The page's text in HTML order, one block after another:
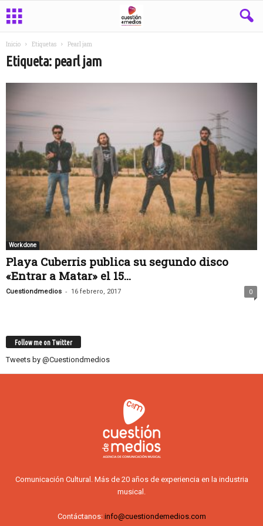
Inicio Etiquetas Pearl jam
Etiqueta: pearl jam
Work done
Playa Cuberris publica su segundo disco
«Entrar a Matar» el 15...
Cuestiondmedios - 16 febrero, 2017 0
Follow me on Twitter
Tweets by @Cuestiondmedios
Comunicación Cultural. Más de 20 años de experiencia en la industria
musical.
Contáctanos: info@cuestiondemedios.com